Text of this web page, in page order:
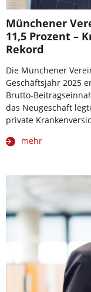
Münchener
11,5 Prozent –
Rekord
Die Münchener
Geschäftsjahr 2025
Brutto-
das Neugeschäft
private
mehr